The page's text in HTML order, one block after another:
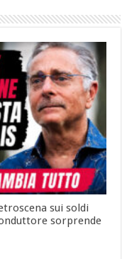
sui soldi
sorprende